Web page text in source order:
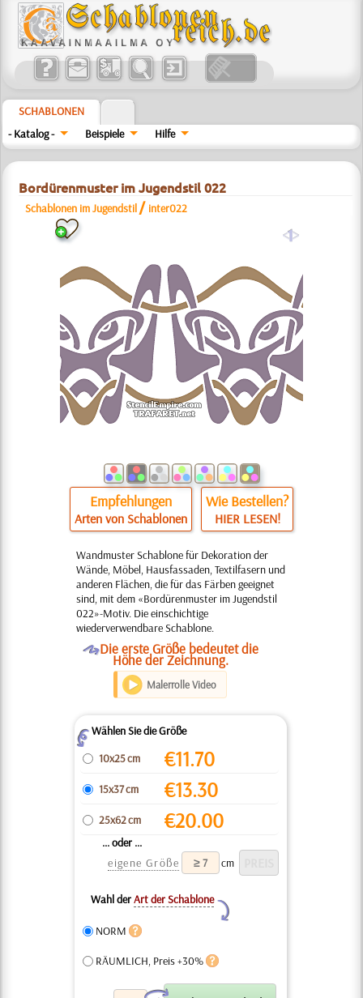
SCHABLONEN
- Katalog -
Beispiele Hilfe
Bordürenmuster im Jugendstil 022
Schablonen im Jugendstil / inter022
a
Empfehlungen
Arten von Schablonen
Wie Bestellen?
HIER LESEN!
Wandmuster Schablone für Dekoration der
Wände, Möbel, Hausfassaden, Textilfasern und
anderen Flächen, die für das Färben geeignet
sind, mit dem «Bordürenmuster im Jugendstil
022»-Motiv. Die einschichtige
wiederverwendbare Schablone.
ODie erste Größe bedeutet die
Höhe der Zeichnung.
Malerrolle Video
ZWählen Sie die Größe
10x25 cm
€11.70
15x37 cm €13.30
25x62 cm €20.00
... oder ...
eigene Größe
cm
Wahl derArt der Schablone
Y
NORM
RÄUMLICH, Preis +30%